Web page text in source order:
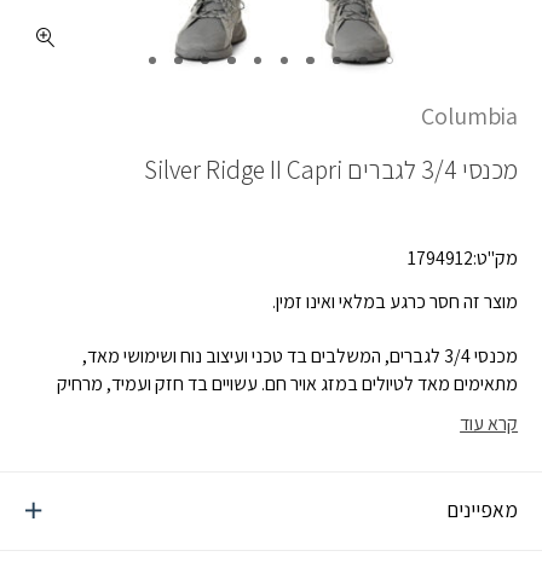
Columbia
מכנסי 3/4 לגברים Silver Ridge II Capri
מק"ט:1794912
מוצר זה חסר כרגע במלאי ואינו זמין.
מכנסי 3/4 לגברים, המשלבים בד טכני ועיצוב נוח ושימושי מאד,
מתאימים מאד לטיולים במזג אויר חם. עשויים בד חזק ועמיד, מרחיק
קרא עוד
מאפיינים